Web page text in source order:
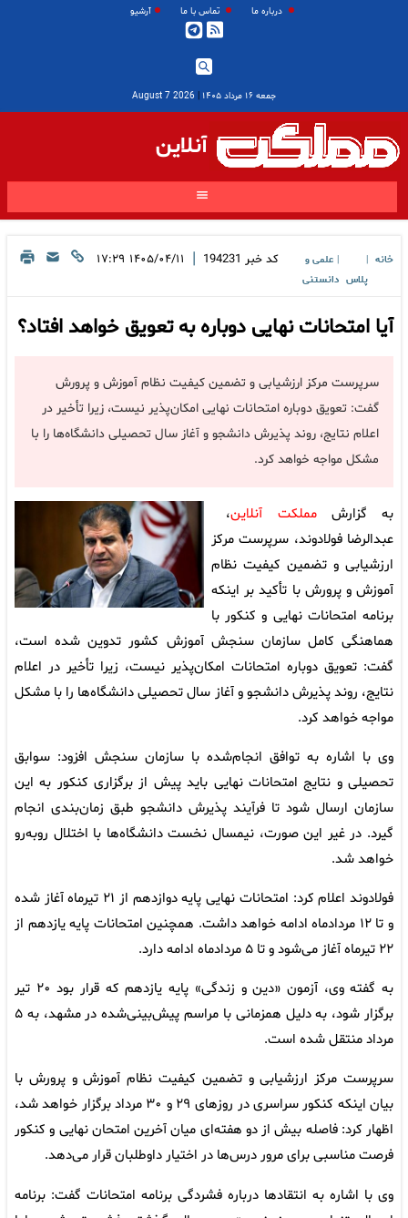
درباره ما تماس با ما آرشیو
جمعه ۱۶ مرداد ۱۴۰۵ |
2026 August 7
آنلاین
خانه
پلاس
علمی و
دانستنی
کد خبر 194231
| ۱۴۰۵/۰۴/۱۱ ۱۷:۲۹
آیا امتحانات نهایی دوباره به تعویق خواهد افتاد؟
سرپرست مرکز ارزشیابی و تضمین کیفیت نظام آموزش و پرورش
گفت: تعویق دوباره امتحانات نهایی امکان‌پذیر نیست، زیرا تأخیر در
اعلام نتایج، روند پذیرش دانشجو و آغاز سال تحصیلی دانشگاه‌ها را با
مشکل مواجه خواهد کرد.
به گزارشمملکت آنلاین،
عبدالرضا فولادوند، سرپرست مرکز
ارزشیابی و تضمین کیفیت نظام
آموزش و پرورش با تأکید بر اینکه
برنامه امتحانات نهایی و کنکور با
هماهنگی کامل سازمان سنجش آموزش کشور تدوین شده است،
گفت: تعویق دوباره امتحانات امکان‌پذیر نیست، زیرا تأخیر در اعلام
نتایج، روند پذیرش دانشجو و آغاز سال تحصیلی دانشگاه‌ها را با مشکل
مواجه خواهد کرد.
وی با اشاره به توافق انجام‌شده با سازمان سنجش افزود: سوابق
تحصیلی و نتایج امتحانات نهایی باید پیش از برگزاری کنکور به این
سازمان ارسال شود تا فرآیند پذیرش دانشجو طبق زمان‌بندی انجام
گیرد. در غیر این صورت، نیمسال نخست دانشگاه‌ها با اختلال روبه‌رو
خواهد شد.
فولادوند اعلام کرد: امتحانات نهایی پایه دوازدهم از ۲۱ تیرماه آغاز شده
و تا ۱۲ مردادماه ادامه خواهد داشت. همچنین امتحانات پایه یازدهم از
۲۲ تیرماه آغاز می‌شود و تا ۵ مردادماه ادامه دارد.
به گفته وی، آزمون «دین و زندگی» پایه یازدهم که قرار بود ۲۰ تیر
برگزار شود، به دلیل همزمانی با مراسم پیش‌بینی‌شده در مشهد، به ۵
مرداد منتقل شده است.
سرپرست مرکز ارزشیابی و تضمین کیفیت نظام آموزش و پرورش با
بیان اینکه کنکور سراسری در روزهای ۲۹ و ۳۰ مرداد برگزار خواهد شد،
اظهار کرد: فاصله بیش از دو هفته‌ای میان آخرین امتحان نهایی و کنکور
فرصت مناسبی برای مرور درس‌ها در اختیار داوطلبان قرار می‌دهد.
وی با اشاره به انتقادها درباره فشردگی برنامه امتحانات گفت: برنامه